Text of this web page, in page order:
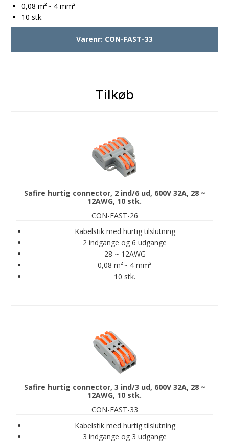
0,08 m²~ 4 mm²
10 stk.
Varenr: CON-FAST-33
Tilkøb
Safire hurtig connector, 2 ind/6 ud, 600V 32A, 28 ~
12AWG, 10 stk.
CON-FAST-26
Kabelstik med hurtig tilslutning
2 indgange og 6 udgange
28 ~ 12AWG
0,08 m²~ 4 mm²
10 stk.
Safire hurtig connector, 3 ind/3 ud, 600V 32A, 28 ~
12AWG, 10 stk.
CON-FAST-33
Kabelstik med hurtig tilslutning
3 indgange og 3 udgange